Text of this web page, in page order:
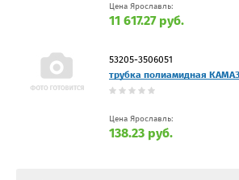
Цена Ярославль:
11 617.27 руб.
53205-3506051
трубка полиамидная
Цена Ярославль:
138.23 руб.